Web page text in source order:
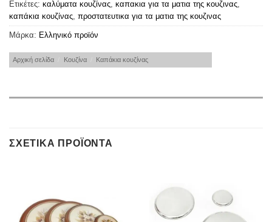
Ετικέτες: καλύματα κουζίνας καπακια για τα ματια της κουζινας
καπάκια κουζίνας προστατευτικα για τα ματια της κουζινας
Μάρκα: Ελληνικό προϊόν
Αρχική σελίδα Κουζίνα Καπάκια κουζίνας
ΣΧΕΤΙΚΆ ΠΡΟΪΌΝΤΑ